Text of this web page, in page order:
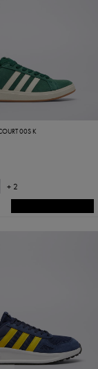
00S K
+ 2